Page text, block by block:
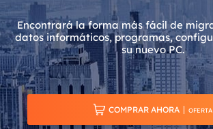
Encontrará la forma más fácil de
datos informáticos, programas,
su nuevo PC.
 COMPRAR AHORA OFERTA